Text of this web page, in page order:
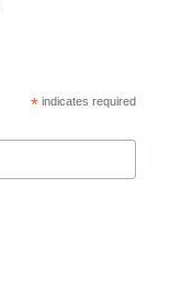
*indicates required